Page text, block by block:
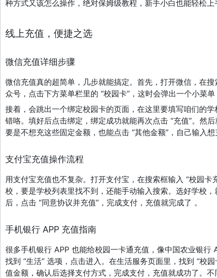
种方式又该怎么操作，绝对保姆级教程，新手小白也能轻松上
线上充值，便捷之选
微信充值详细步骤
微信充值真的超简单，几步就能搞定。首先，打开微信，在
众号，点击下方菜单栏里的 “校园卡”，这时会弹出一个小菜
接着，会跳出一个绑定校园卡的页面，在这里要填写咱们的
错咯。填好后点击绑定，绑定成功就能再次点击 “充值”。然
要是不想充这些固定金额，也能点击 “其他金额”，自己输入
支付宝充值操作流程
用支付宝充值也不复杂。打开支付宝，在搜索框输入 “校园
校，要是学校列表里找不到，还能手动输入搜索。选好学校
后，点击 “同意协议并充值”，完成支付，充值就完成了 。
手机银行 APP 充值指南
很多手机银行 APP 也能给校园一卡通充值，像中国农业银
找到 “生活” 选项，点击进入。在生活服务页面里，找到 “校
值金额，确认后选择支付方式，完成支付，充值就成功了。